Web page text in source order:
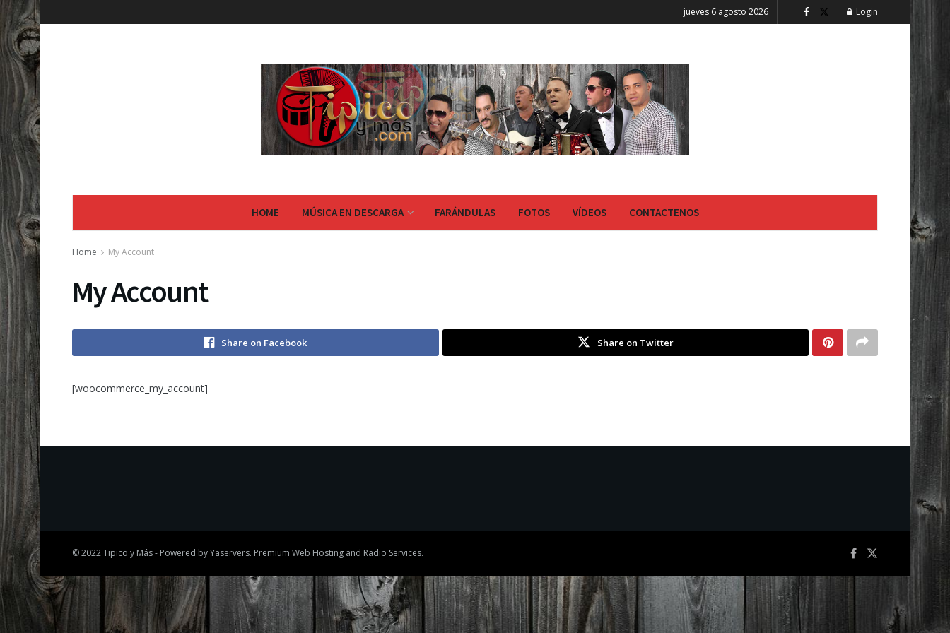
jueves 6 agosto 2026 Login
HOME MÚSICA EN DESCARGA FARÁNDULAS FOTOS VÍDEOS CONTACTENOS
Home My Account
My Account
Share on Facebook Share on Twitter
[woocommerce_my_account]
© 2022Tipico y Más- Powered byYaservers. Premium Web Hosting and Radio Services.